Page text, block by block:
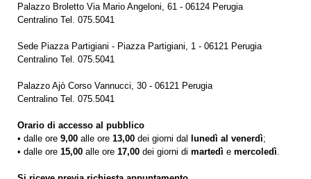
Palazzo Broletto Via Mario Angeloni, 61 - 06124 Perugia
Centralino Tel. 075.5041
Sede Piazza Partigiani - Piazza Partigiani, 1 - 06121 Perugia
Centralino Tel. 075.5041
Palazzo Ajò Corso Vannucci, 30 - 06121 Perugia
Centralino Tel. 075.5041
Orario di accesso al pubblico
• dalle ore 9,00 alle ore 13,00 dei giorni dal lunedì al venerdì;
• dalle ore 15,00 alle ore 17,00 dei giorni di martedì e mercoledì